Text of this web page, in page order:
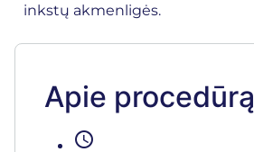
inkstų akmenligės.
Apie procedūrą
schedule